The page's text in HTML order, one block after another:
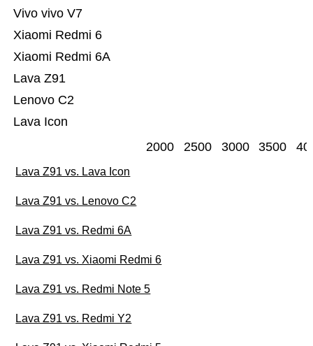
Lava Icon
Lenovo C2
Lava Z91
Xiaomi Redmi 6A
Xiaomi Redmi 6
Vivo vivo V7
2000 2500 3000 3500
Lava Z91 vs. Lava Icon
Lava Z91 vs. Lenovo C2
Lava Z91 vs. Redmi 6A
Lava Z91 vs. Xiaomi Redmi 6
Lava Z91 vs. Redmi Note 5
Lava Z91 vs. Redmi Y2